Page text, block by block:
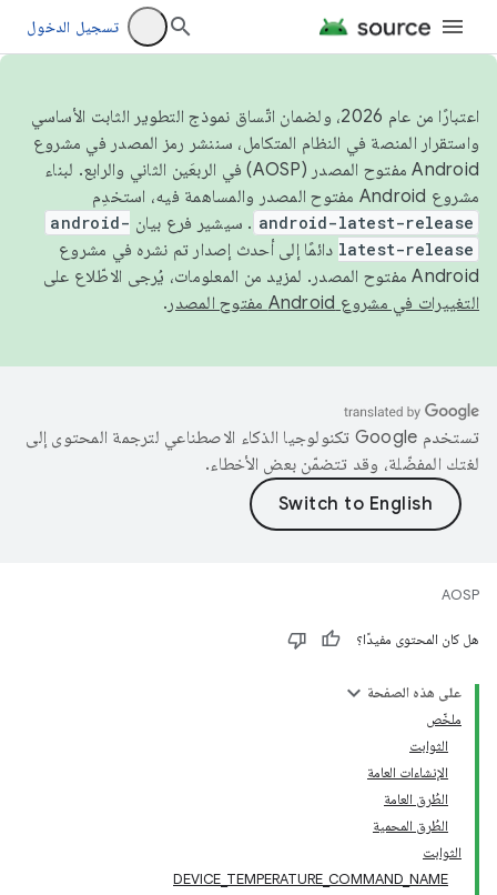
تسجيل الدخول
اعتبارًا من عام 2026، ولضمان اتّساق نموذج التطوير الثابت الأساسي
واستقرار المنصة في النظام المتكامل، سننشر رمز المصدر في مشروع
Android مفتوح المصدر (AOSP) في الربعَين الثاني والرابع. لبناء
مشروع Android مفتوح المصدر والمساهمة فيه، استخدِم
android-latest-release . سيشير فرع بيان android-
latest-release دائمًا إلى أحدث إصدار تم نشره في مشروع
Android مفتوح المصدر. لمزيد من المعلومات، يُرجى الاطّلاع على
التغييرات في مشروع Android مفتوح المصدر
.
تستخدم Google تكنولوجيا الذكاء الاصطناعي لترجمة المحتوى إلى
لغتك المفضّلة، وقد تتضمّن بعض الأخطاء.
AOSP
هل كان المحتوى مفيدًا؟
على هذه الصفحة
ملخّص
الثوابت
الإنشاءات العامة
الطُرق العامة
الطُرق المحمية
الثوابت
DEVICE_TEMPERATURE_COMMAND_NAME